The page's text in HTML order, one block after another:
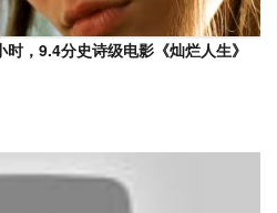
时，9.4分史诗级电影《灿烂人生》